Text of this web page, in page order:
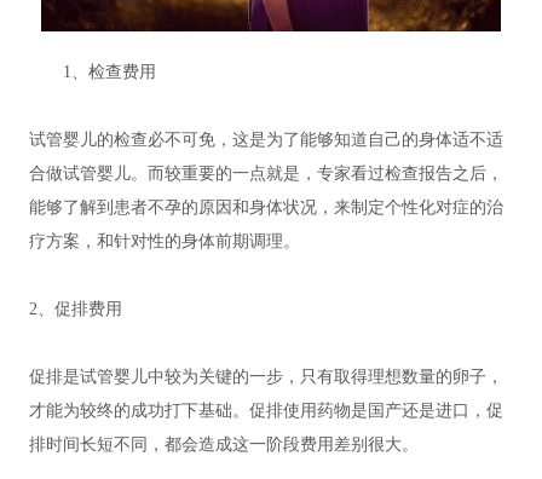
1、检查费用
试管婴儿的检查必不可免，这是为了能够知道自己的身体适不适
合做试管婴儿。而较重要的一点就是，专家看过检查报告之后，
能够了解到患者不孕的原因和身体状况，来制定个性化对症的治
疗方案，和针对性的身体前期调理。
2、促排费用
促排是试管婴儿中较为关键的一步，只有取得理想数量的卵子，
才能为较终的成功打下基础。促排使用药物是国产还是进口，促
排时间长短不同，都会造成这一阶段费用差别很大。